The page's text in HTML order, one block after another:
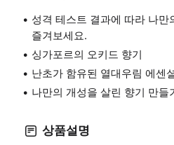
성격 테스트 결과에 따라 나
즐겨보세요.
싱가포르의 오키드 향기
난초가 함유된 열대우림 에센
나만의 개성을 살린 향기 만들
상품설명